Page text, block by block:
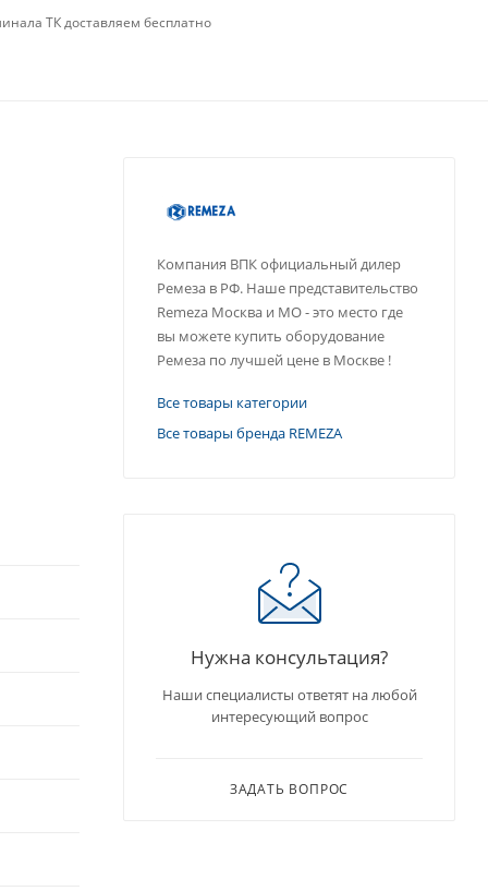
ТК доставляем бесплатно
Компания ВПК официальный дилер
Ремеза в РФ. Наше представительство
Remeza Москва и МО - это место где
вы можете купить оборудование
Ремеза по лучшей цене в Москве !
Все товары категории
Все товары бренда REMEZA
Нужна консультация?
Наши специалисты ответят на любой
интересующий вопрос
ЗАДАТЬ ВОПРОС